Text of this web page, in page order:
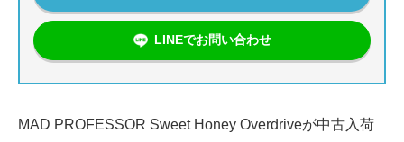
LINEでお問い合わせ
MAD PROFESSOR Sweet Honey Overdriveが中古入荷